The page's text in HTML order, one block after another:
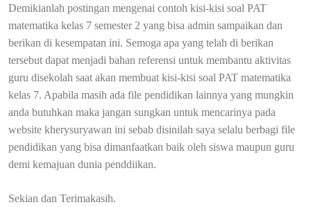
Demikianlah postingan mengenai contoh kisi-kisi soal PAT
matematika kelas 7 semester 2 yang bisa admin sampaikan dan
berikan di kesempatan ini. Semoga apa yang telah di berikan
tersebut dapat menjadi bahan referensi untuk membantu aktivitas
guru disekolah saat akan membuat kisi-kisi soal PAT matematika
kelas 7. Apabila masih ada file pendidikan lainnya yang mungkin
anda butuhkan maka jangan sungkan untuk mencarinya pada
website kherysuryawan ini sebab disinilah saya selalu berbagi file
pendidikan yang bisa dimanfaatkan baik oleh siswa maupun guru
demi kemajuan dunia penddiikan.
Sekian dan Terimakasih.